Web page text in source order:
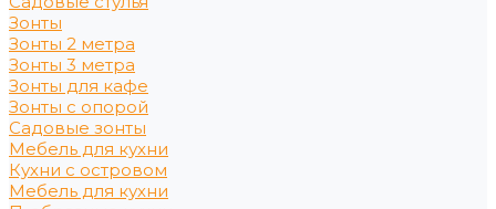
Зонты
Зонты 2 метра
Зонты 3 метра
Зонты для кафе
Зонты с опорой
Садовые зонты
Мебель для кухни
Кухни с островом
Мебель для кухни